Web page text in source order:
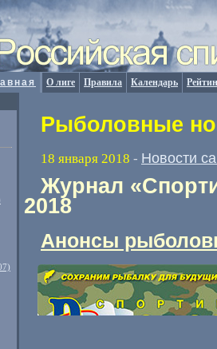
О лиге Правила Календарь
Рыболовные
18 января 2018 - Новости
Журнал
2018
Анонсы